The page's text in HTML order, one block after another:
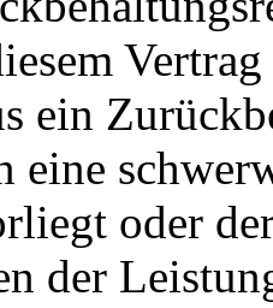
ein
eine
oder
der